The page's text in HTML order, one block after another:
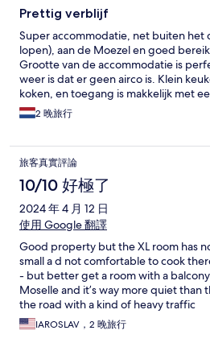
Prettig verblijf
Super accommodatie, net buiten
lopen), aan de Moezel en goed
Grootte van de accommodatie is
weer is dat er geen airco is. Klein
koken, en toegang is makkelijk met
2 晚旅行
旅客真實評論
10/10 好極了
2024 年 4 月 12 日
使用 Google 翻譯
Good property but the XL room has
small a d not comfortable to cook
- but better get a room with a
Moselle and it’s way more quiet than
the road with a kind of heavy traffic
IAROSLAV，2 晚旅行